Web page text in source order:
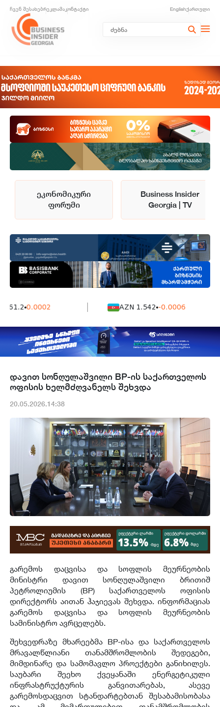
ჩვენ შესახებრეკლამაკონტაქტი Englishქართული
ეკონომიკური
ფორუმი
Business Insider
Georgia | TV
0.0002 AZN 1.542 -0.0006
დავით სონღულაშვილი BP-ის საქართველოს
ოფისის ხელმძღვანელს შეხვდა
20.05.2026.14:38
გარემოს დაცვისა და სოფლის მეურნეობის
მინისტრი დავით სონღულაშვილი ბრითიშ
პეტროლიუმის (BP) საქართველოს ოფისის
დირექტორს აითან ჰაჯიევას შეხვდა. ინფორმაციას
გარემოს დაცვისა და სოფლის მეურნეობის
სამინისტრო ავრცელებს.
შეხვედრაზე მხარეებმა BP-ისა და საქართველოს
მრავალწლიანი თანამშრომლობის შედეგები,
მიმდინარე და სამომავლო პროექტები განიხილეს.
საუბარი შეეხო ქვეყანაში ენერგეტიკული
ინფრასტრუქტურის განვითარებას, ასევე
გარემოსდაცვით სტანდარტებთან შესაბამისობასა